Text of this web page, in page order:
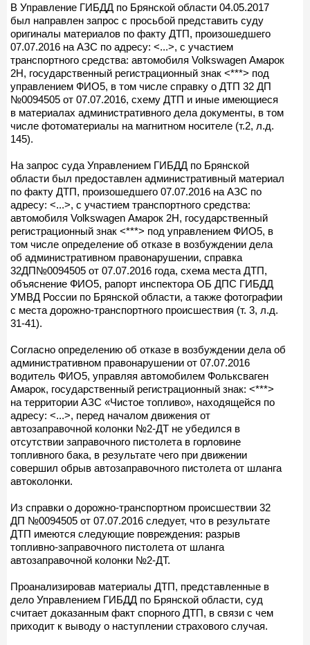
В Управление ГИБДД по Брянской области 04.05.2017
был направлен запрос с просьбой представить суду
оригиналы материалов по факту ДТП, произошедшего
07.07.2016 на АЗС по адресу: <...>, с участием
транспортного средства: автомобиля Volkswagen Амарок
2Н, государственный регистрационный знак <***> под
управлением ФИО5, в том числе справку о ДТП 32 ДП
№0094505 от 07.07.2016, схему ДТП и иные имеющиеся
в материалах административного дела документы, в том
числе фотоматериалы на магнитном носителе (т.2, л.д.
145).
На запрос суда Управлением ГИБДД по Брянской
области был предоставлен административный материал
по факту ДТП, произошедшего 07.07.2016 на АЗС по
адресу: <...>, с участием транспортного средства:
автомобиля Volkswagen Амарок 2Н, государственный
регистрационный знак <***> под управлением ФИО5, в
том числе определение об отказе в возбуждении дела
об административном правонарушении, справка
32ДП№0094505 от 07.07.2016 года, схема места ДТП,
объяснение ФИО5, рапорт инспектора ОБ ДПС ГИБДД
УМВД России по Брянской области, а также фотографии
с места дорожно-транспортного происшествия (т. 3, л.д.
31-41).
Согласно определению об отказе в возбуждении дела об
административном правонарушении от 07.07.2016
водитель ФИО5, управляя автомобилем Фольксваген
Амарок, государственный регистрационный знак: <***>
на территории АЗС «Чистое топливо», находящейся по
адресу: <...>, перед началом движения от
автозаправочной колонки №2-ДТ не убедился в
отсутствии заправочного пистолета в горловине
топливного бака, в результате чего при движении
совершил обрыв автозаправочного пистолета от шланга
автоколонки.
Из справки о дорожно-транспортном происшествии 32
ДП №0094505 от 07.07.2016 следует, что в результате
ДТП имеются следующие повреждения: разрыв
топливно-заправочного пистолета от шланга
автозаправочной колонки №2-ДТ.
Проанализировав материалы ДТП, представленные в
дело Управлением ГИБДД по Брянской области, суд
считает доказанным факт спорного ДТП, в связи с чем
приходит к выводу о наступлении страхового случая.